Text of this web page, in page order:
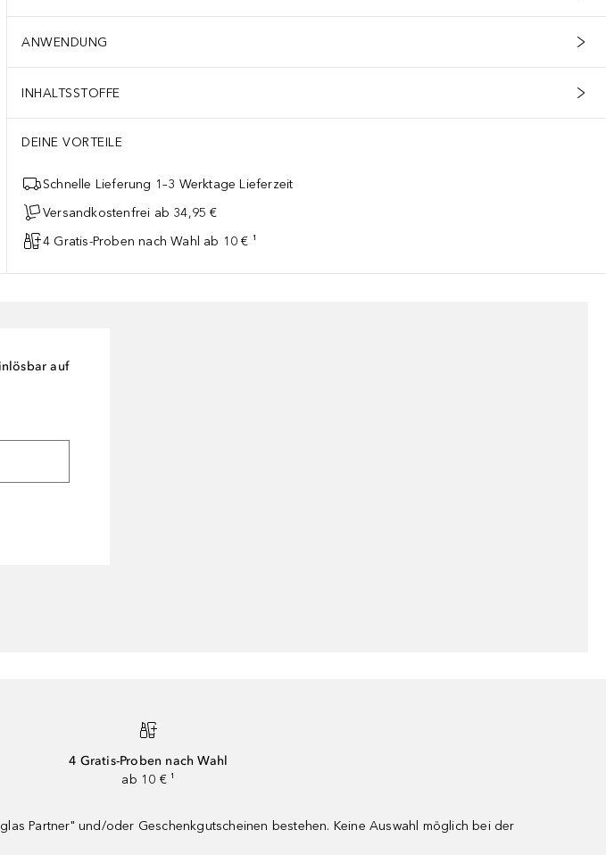
ANWENDUNG
INHALTSSTOFFE
DEINE VORTEILE
Schnelle Lieferung 1–3 Werktage Lieferzeit
Versandkostenfrei ab 34,95 €
4 Gratis-Proben nach Wahl ab 10 € ¹
auf
4 Gratis-Proben nach Wahl
ab 10 € ¹
Partner" und/oder Geschenkgutscheinen bestehen. Keine Auswahl möglich bei der